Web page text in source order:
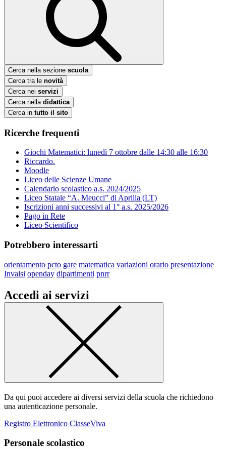
Cerca nella sezione scuola
Cerca tra le novità
Cerca nei servizi
Cerca nella didattica
Cerca in tutto il sito
Ricerche frequenti
Giochi Matematici: lunedì 7 ottobre dalle 14:30 alle 16:30
Riccardo.
Moodle
Liceo delle Scienze Umane
Calendario scolastico a.s. 2024/2025
Liceo Statale “A. Meucci” di Aprilia (LT)
Iscrizioni anni successivi al 1° a.s. 2025/2026
Pago in Rete
Liceo Scientifico
Potrebbero interessarti
orientamento pcto gare matematica variazioni orario presentazione
Invalsi openday dipartimenti pnrr
Accedi ai servizi
Da qui puoi accedere ai diversi servizi della scuola che richiedono
una autenticazione personale.
Registro Elettronico ClasseViva
Personale scolastico